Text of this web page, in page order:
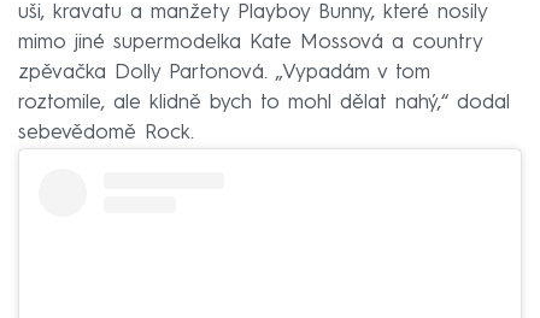
uši, kravatu a manžety Playboy Bunny, které nosily
mimo jiné supermodelka Kate Mossová a country
zpěvačka Dolly Partonová. „Vypadám v tom
roztomile, ale klidně bych to mohl dělat nahý,“ dodal
sebevědomě Rock.